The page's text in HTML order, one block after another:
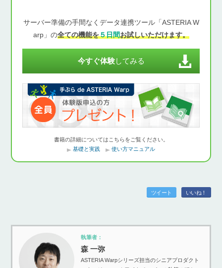
サーバー準備の手間なくデータ連携ツール「ASTERIA W
arp」の全ての機能を５日間お試しいただけます。
今すぐ体験してみる
書籍の詳細についてはこちらをご覧ください。
基礎と実践
使い方マニュアル
ツイート いいね！
執筆者：
森 一弥
ASTERIA Warpシリーズ担当のシニアプロダクト